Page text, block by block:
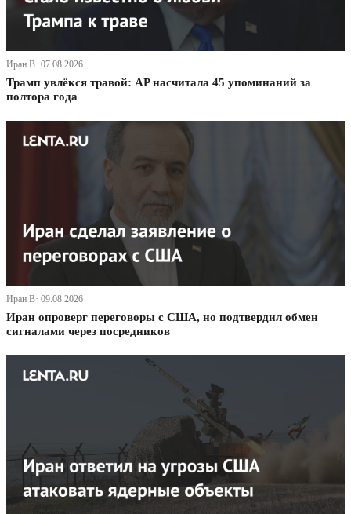
Иран В· 07.08.2026
Трамп увлёкся травой: AP насчитала 45 упоминаний за
полтора года
Иран В· 09.08.2026
Иран опроверг переговоры с США, но подтвердил обмен
сигналами через посредников